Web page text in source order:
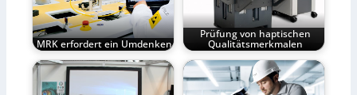
MRK erfordert ein Umdenken
Prüfung von haptischen
Qualitätsmerkmalen